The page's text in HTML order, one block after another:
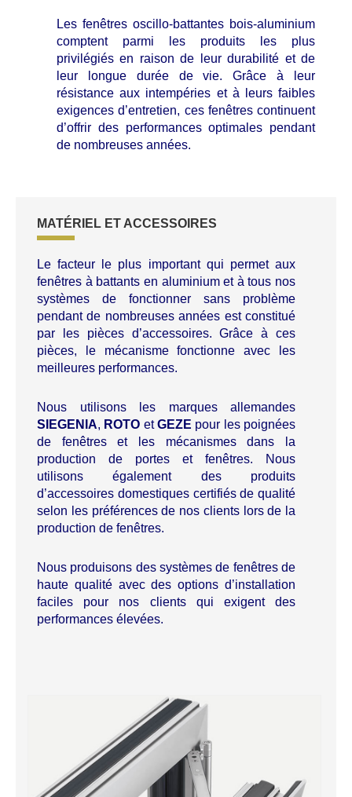
Les fenêtres oscillo-battantes bois-aluminium
comptent parmi les produits les plus
privilégiés en raison de leur durabilité et de
leur longue durée de vie. Grâce à leur
résistance aux intempéries et à leurs faibles
exigences d’entretien, ces fenêtres continuent
d’offrir des performances optimales pendant
de nombreuses années.
MATÉRIEL ET ACCESSOIRES
Le facteur le plus important qui permet aux
fenêtres à battants en aluminium et à tous nos
systèmes de fonctionner sans problème
pendant de nombreuses années est constitué
par les pièces d’accessoires. Grâce à ces
pièces, le mécanisme fonctionne avec les
meilleures performances.
Nous utilisons les marques allemandes
SIEGENIA, ROTO etGEZE pour les poignées
de fenêtres et les mécanismes dans la
production de portes et fenêtres. Nous
utilisons également des produits
d’accessoires domestiques certifiés de qualité
selon les préférences de nos clients lors de la
production de fenêtres.
Nous produisons des systèmes de fenêtres de
haute qualité avec des options d’installation
faciles pour nos clients qui exigent des
performances élevées.